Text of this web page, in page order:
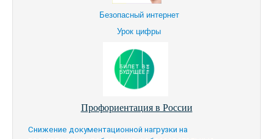
Безопасный интернет
Урок цифры
Профориентация в России
Снижение документационной нагрузки на